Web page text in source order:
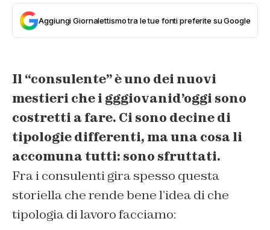
Contatti
Aggiungi Giornalettismo tra le tue fonti preferite su Google
Il “consulente” è uno dei nuovi
mestieri che i gggiovanid’oggi sono
costretti a fare. Ci sono decine di
tipologie differenti, ma una cosa li
accomuna tutti: sono sfruttati.
Fra i consulenti gira spesso questa
storiella che rende bene l’idea di che
tipologia di lavoro facciamo: